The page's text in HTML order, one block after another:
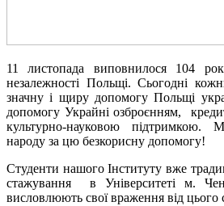
11 листопада виповнилося 104
незалежності Польщі. Сьогодні
значну і щиру допомогу Польщі
допомогу Украйні озброєнням,
культурно-науковою підтримкою.
народу за цю безкорисну допомогу!
Студенти нашого Інституту вже
стажування в Університеті м.
висловлюють свої враження від цього